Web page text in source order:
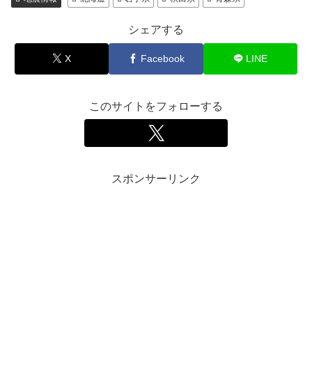
シェアする
X Facebook LINE
このサイトをフォローする
スポンサーリンク